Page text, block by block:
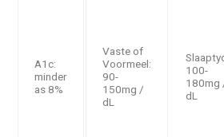
A1c:
minder
as 8%
Vaste of
Voormeel:
90-
150mg /
dL
100-
180mg
dL